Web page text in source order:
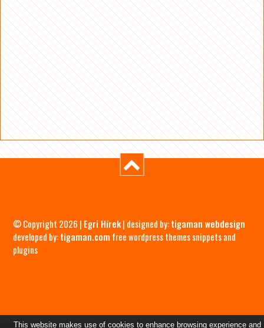
© Copyright 2026 | Egri Hírek| designed by:tigaman webdesign
developed by:tigaman.com free wordpress themes snippets and
plugins
This website makes use of cookies to enhance browsing experience and